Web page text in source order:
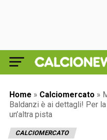
Home » Calciomercato »
Baldanzi è ai dettagli! Per
un’altra pista
CALCIOMERCATO